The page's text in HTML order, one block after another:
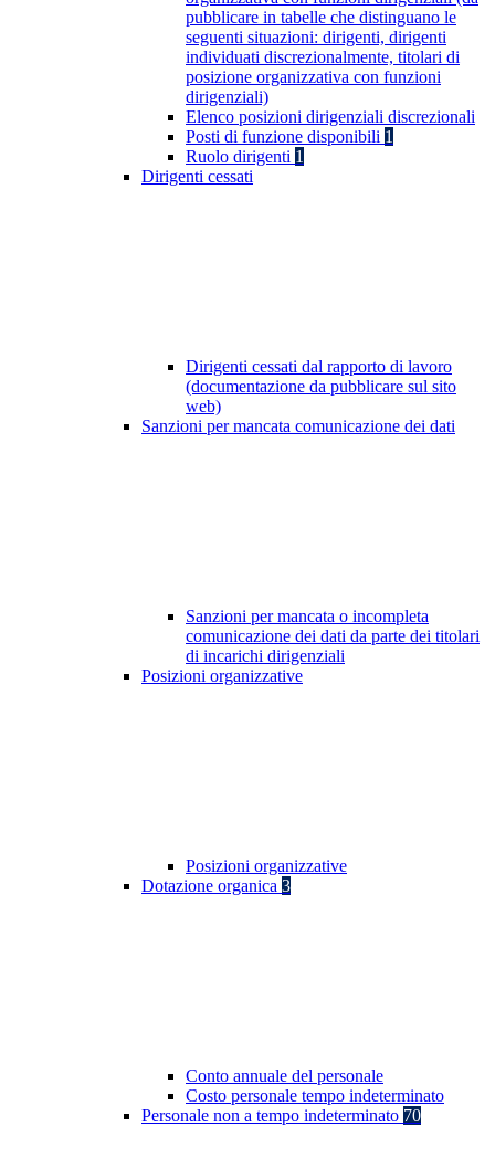
pubblicare in tabelle che distinguano le
seguenti situazioni: dirigenti, dirigenti
individuati discrezionalmente, titolari di
posizione organizzativa con funzioni
dirigenziali)
Elenco posizioni dirigenziali discrezionali
Posti di funzione disponibili 1
Ruolo dirigenti 1
Dirigenti cessati
Dirigenti cessati dal rapporto di lavoro
(documentazione da pubblicare sul sito
web)
Sanzioni per mancata comunicazione dei dati
Sanzioni per mancata o incompleta
comunicazione dei dati da parte dei titolari
di incarichi dirigenziali
Posizioni organizzative
Posizioni organizzative
Dotazione organica 3
Conto annuale del personale
Costo personale tempo indeterminato
Personale non a tempo indeterminato 70